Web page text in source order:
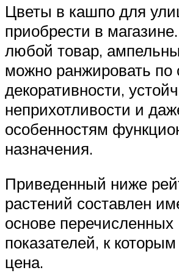
Цветы в кашпо для
приобрести в
любой товар,
можно ранжировать по
декоративности,
неприхотливости и
особенностям
назначения.
Приведенный ниже
растений составлен
основе перечисленных
показателей, к
цена.